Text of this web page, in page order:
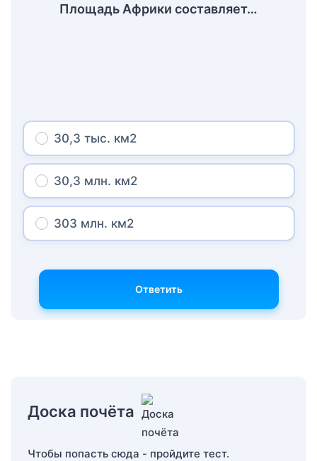
Площадь Африки составляет…
30,3 тыс. км2
30,3 млн. км2
303 млн. км2
Ответить
Доска почёта
Чтобы попасть сюда - пройдите тест.